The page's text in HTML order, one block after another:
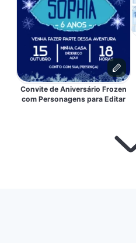
Convite de Aniversário Frozen
com Personagens para Editar